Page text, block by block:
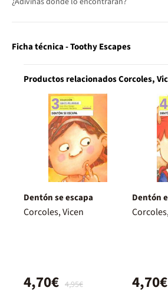
Ficha técnica - Toothy Escapes
Productos relacionados Corcoles,
Dentón se escapa
Corcoles, Vicen
4,95€
4,70€
Dentón
4,70€